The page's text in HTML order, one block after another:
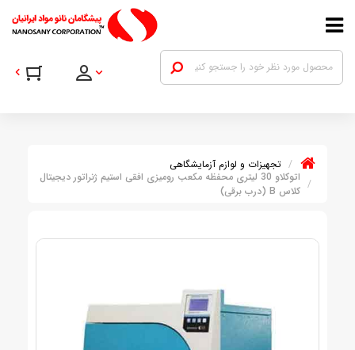
تجهیزات و لوازم آزمایشگاهی
اتوکلاو 30 لیتری محفظه مکعب رومیزی افقی استیم ژنراتور دیجیتال
کلاس B (درب برقی)